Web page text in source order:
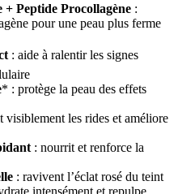
+ Peptide Procollagène :
pour une peau plus ferme
: aide à ralentir les signes
* : protège la peau des effets
visiblement les rides et améliore
: nourrit et renforce la
: ravivent l’éclat rosé du teint
intensément et repulpe